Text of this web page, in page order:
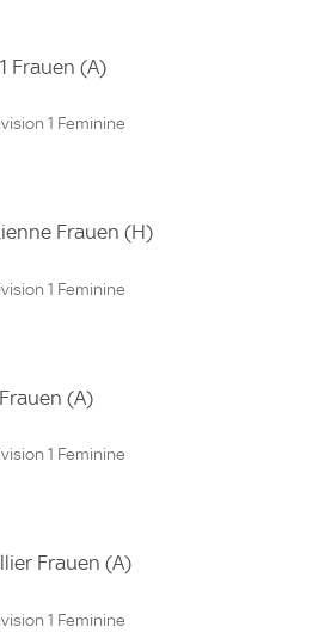
Frauen (A)
1 Feminine
Frauen (H)
1 Feminine
(A)
1 Feminine
Frauen (A)
1 Feminine